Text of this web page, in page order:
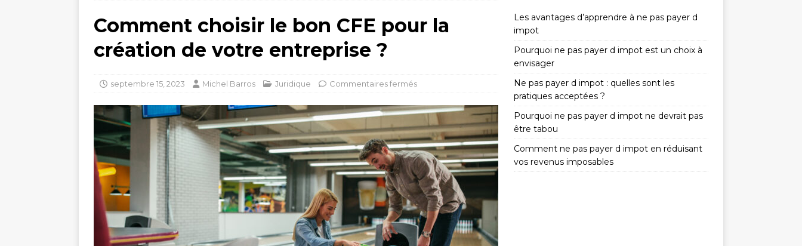
Comment choisir le bon CFE pour la
création de votre entreprise ?
septembre 15, 2023 Michel Barros Juridique Commentaires fermés
Les avantages d’apprendre à ne pas payer d
impot
Pourquoi ne pas payer d impot est un choix à
envisager
Ne pas payer d impot : quelles sont les
pratiques acceptées ?
Pourquoi ne pas payer d impot ne devrait pas
être tabou
Comment ne pas payer d impot en réduisant
vos revenus imposables